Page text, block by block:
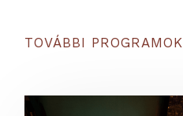
TOVÁBBI PROGRAMOK